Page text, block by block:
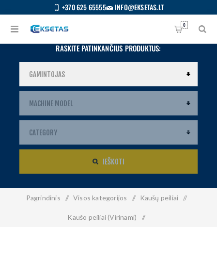
+370 625 65555 INFO@EKSETAS.LT
0
RASKITE PATINKANČIUS PRODUKTUS:
IEŠKOTI
Pagrindinis / Visos kategorijos / Kaušų peiliai /
Kaušo peiliai (Virinami) /